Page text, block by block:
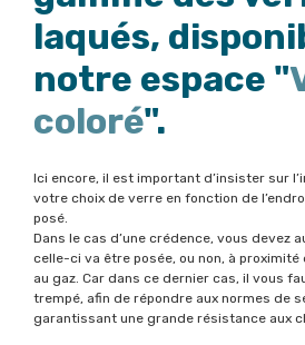
laqués,
notre espace "
coloré".
Ici encore, il est important d’insister sur
votre choix de verre en fonction de
posé.
Dans le cas d’une crédence, vous devez
celle-ci va être posée, ou non, à proximité
au gaz. Car dans ce dernier cas, il vous
trempé, afin de répondre aux normes de
garantissant une grande résistance aux